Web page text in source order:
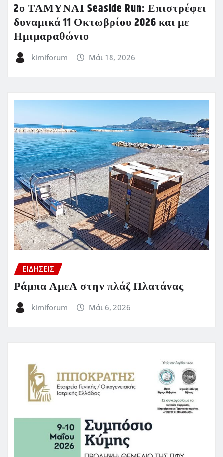
2ο ΤΑΜΥΝΑΙ Seaside Run: Επιστρέφει
δυναμικά 11 Οκτωβρίου 2026 και με
Ημιμαραθώνιο
kimiforum Μάι 18, 2026
ΕΙΔΗΣΕΙΣ
Ράμπα ΑμεΑ στην πλάζ Πλατάνας
kimiforum Μάι 6, 2026